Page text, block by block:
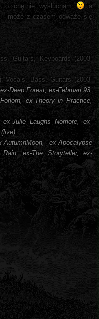
chętnie wysłucham
a
i może z czasem odważę się
Guitars, Keyboards (2003-
Vocals, Bass, Guitars (2003-
Deep Forest, ex-Februari 93,
ex-Theory in Practice,
ex-Julie Laughs Nomore, ex-
(live)
AutumnMoon, ex-Apocalypse
ex-The Storyteller, ex-